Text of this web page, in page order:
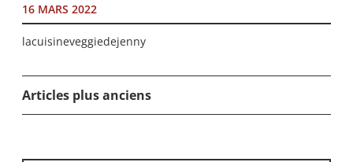
16 MARS 2022
lacuisineveggiedejenny
NAVIGATION
DES
Articles plus anciens